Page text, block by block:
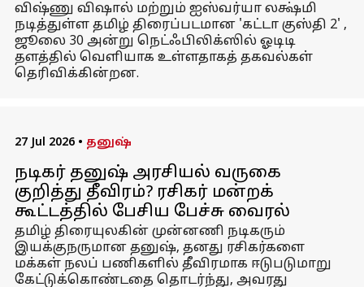
விஷ்ணு விஷால் மற்றும் ஐஸ்வர்யா லக்ஷ்மி
நடித்துள்ள தமிழ் திரைப்படமான 'கட்டா குஸ்தி 2' ,
ஜூலை 30 அன்று நெட்ஃபிலிக்ஸில் ஓடிடி
தளத்தில் வெளியாக உள்ளதாகத் தகவல்கள்
தெரிவிக்கின்றன.
27 Jul 2026 • தனுஷ்
நடிகர் தனுஷ் அரசியல் வருகை
குறித்து தீவிரம்? ரசிகர் மன்றக்
கூட்டத்தில் பேசிய பேச்சு வைரல்
தமிழ் திரையுலகின் முன்னணி நடிகரும்
இயக்குநருமான தனுஷ், தனது ரசிகர்களை
மக்கள் நலப் பணிகளில் தீவிரமாக ஈடுபடுமாறு
கேட்டுக்கொண்டதை தொடர்ந்து, அவரது